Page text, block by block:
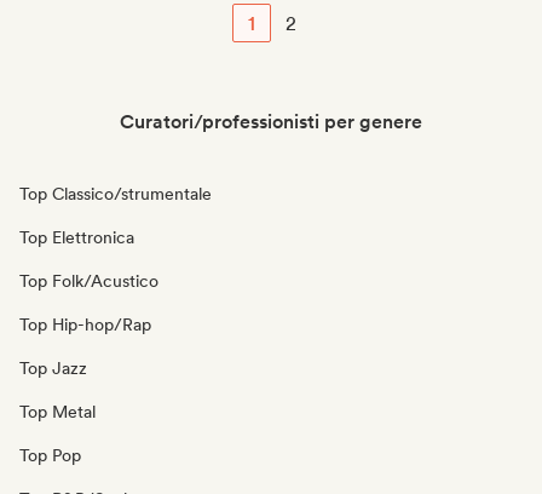
1 2
Curatori/professionisti per genere
Top Classico/strumentale
Top Elettronica
Top Folk/Acustico
Top Hip-hop/Rap
Top Jazz
Top Metal
Top Pop